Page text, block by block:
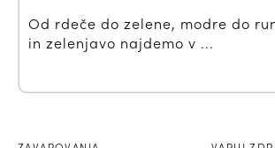
Od rdeče do zelene, modre do
in zelenjavo najdemo v ...